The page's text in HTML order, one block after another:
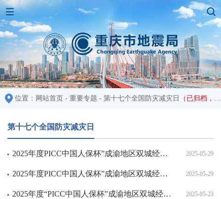
位置： 网站首页 - 重要专题 - 第十七个全国防灾减灾日 （已归档，归档时间：2025-06-23 15:46:44）
第十七个全国防灾减灾日
2025年度PICC中国人保杯”成渝地区双城经济圈防震减灾科普知识网络大赛第二轮获奖名单 2025-05-29
2025年度PICC中国人保杯”成渝地区双城经济圈防震减灾科普知识网络大赛第一轮获奖名单 2025-05-29
2025年度“PICC中国人保杯”成渝地区双城经济圈防震减灾科普知识网络大赛第四轮获奖名单 2025-05-23